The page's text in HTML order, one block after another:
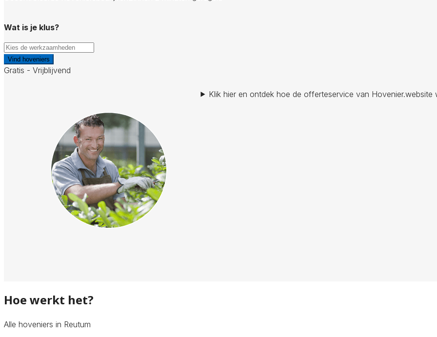
Wat is je klus?
Vind hoveniers
Gratis - Vrijblijvend
Klik hier en ontdek hoe de offerteservice van Hovenier.website
Hoe werkt het?
Alle hoveniers in Reutum